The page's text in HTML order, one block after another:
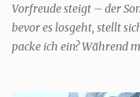
Vorfreude steigt – der
bevor es losgeht, stellt
packe ich ein? Während